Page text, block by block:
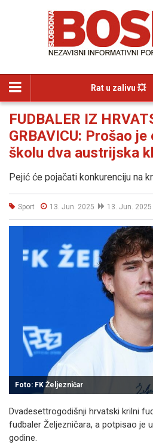
Rat u zalivu 💥
FUDBALER IZ
GRBAVICU: Prošao
školu dva austrijska
Pejić će pojačati konkurenciju na
Sport 13. Jun. 2025 13. Jun. 2025
Foto: FK Željezničar
Dvadesettrogodišnji hrvatski krilni
fudbaler Željezničara, a potpisao je
godine.